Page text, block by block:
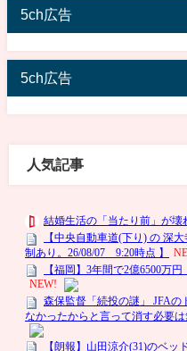
5ch広告
5ch広告
人気記事